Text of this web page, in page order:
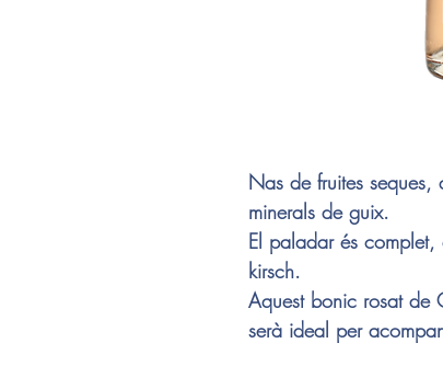
Nas de fruites seques,
minerals de guix.
El paladar és
kirsch.
Aquest bonic rosat de
serà ideal per